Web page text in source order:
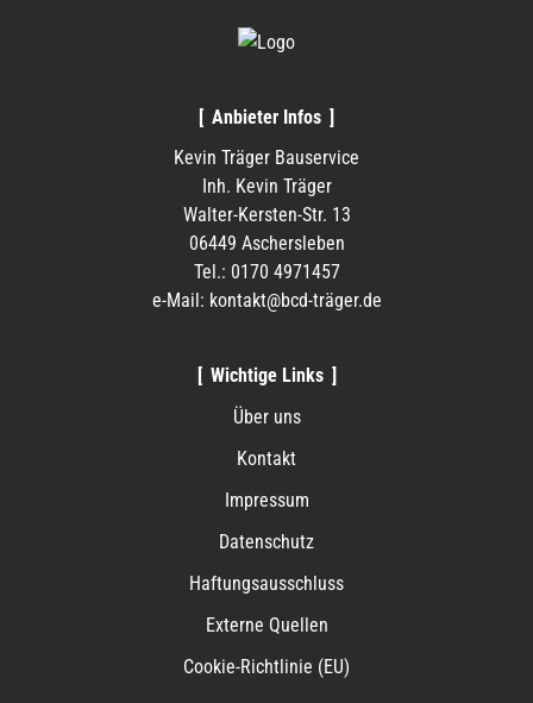
Anbieter Infos
Kevin Träger Bauservice
Inh. Kevin Träger
Walter-Kersten-Str. 13
06449 Aschersleben
Tel.: 0170 4971457
e-Mail: kontakt@bcd-träger.de
Wichtige Links
Über uns
Kontakt
Impressum
Datenschutz
Haftungsausschluss
Externe Quellen
Cookie-Richtlinie (EU)